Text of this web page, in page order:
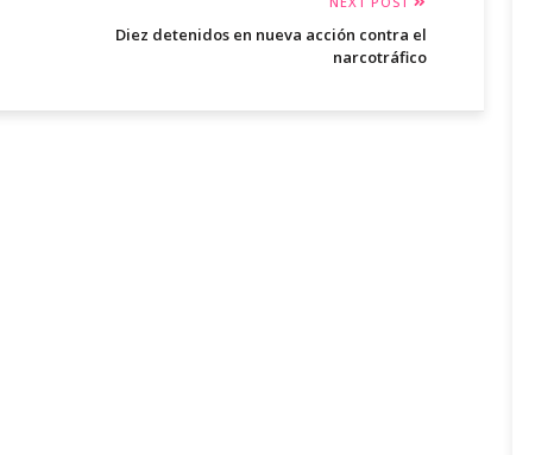
Diez detenidos en nueva acción contra el
narcotráfico